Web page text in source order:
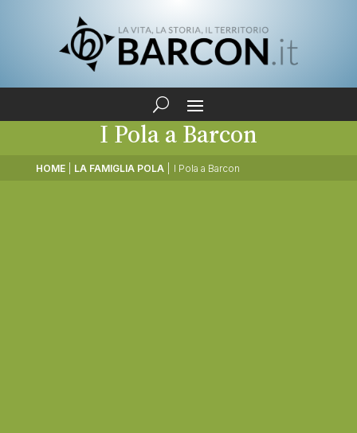
I Pola a Barcon
HOME LA FAMIGLIA POLA I Pola a Barcon